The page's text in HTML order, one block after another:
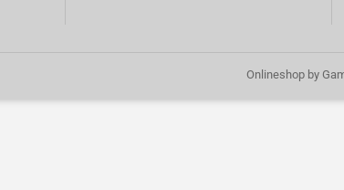
Onlineshop by